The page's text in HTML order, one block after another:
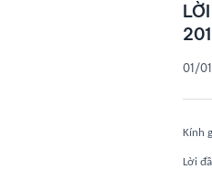
01/
Kính
Lời